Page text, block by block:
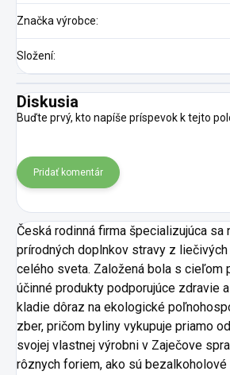
Značka výrobce:
Složení:
Diskusia
Buďte prvý, kto napíše príspevok k tejto
Pridať komentár
Česká rodinná firma špecializujúca sa
prírodných doplnkov stravy z liečivých
celého sveta. Založená bola s cieľom
účinné produkty podporujúce zdravie
kladie dôraz na ekologické
zber, pričom byliny vykupuje priamo
svojej vlastnej výrobni v Zaječove
rôznych foriem, ako sú bezalkoholové